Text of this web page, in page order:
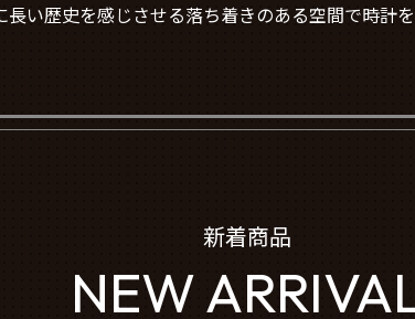
い歴史を感じさせる落ち着きのある空間で時計
新着商品
NEW